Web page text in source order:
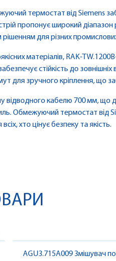
термостат від Siemens
пропонує широкий
для різних
матеріалів, RAK-
стійкість до зовнішніх
для зручного кріплення, що
відводного кабелю 700 мм, що
Обмежуючий термостат від
хто цінує безпеку та якість.
AGU3.715A009 Змішувач повітря |